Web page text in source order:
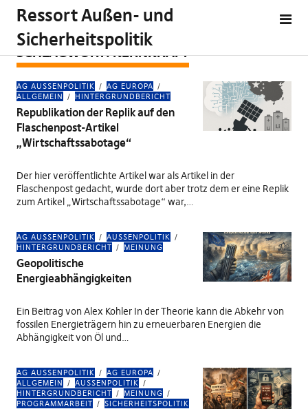
Ressort Außen- und
Sicherheitspolitik
SCHLAGWORT:KERNKRAFT
AG AUSSENPOLITIK
AG EUROPA
ALLGEMEIN
HINTERGRUNDBERICHT
Republikation der Replik auf den
Flaschenpost-Artikel
„Wirtschaftssabotage“
Der hier veröffentlichte Artikel war als Artikel in der
Flaschenpost gedacht, wurde dort aber trotz dem er eine Replik
zum Artikel „Wirtschaftssabotage“ war,…
AG AUSSENPOLITIK
AUSSENPOLITIK
HINTERGRUNDBERICHT
MEINUNG
Geopolitische
Energieabhängigkeiten
Ein Beitrag von Alex Kohler In der Theorie kann die Abkehr von
fossilen Energieträgern hin zu erneuerbaren Energien die
Abhängigkeit von Öl und…
AG AUSSENPOLITIK
AG EUROPA
ALLGEMEIN
AUSSENPOLITIK
HINTERGRUNDBERICHT
MEINUNG
PROGRAMMARBEIT
SICHERHEITSPOLITIK